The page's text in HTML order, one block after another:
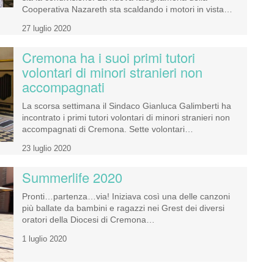
Cooperativa Nazareth sta scaldando i motori in vista…
27 luglio 2020
Cremona ha i suoi primi tutori
volontari di minori stranieri non
accompagnati
La scorsa settimana il Sindaco Gianluca Galimberti ha
incontrato i primi tutori volontari di minori stranieri non
accompagnati di Cremona. Sette volontari…
23 luglio 2020
Summerlife 2020
Pronti…partenza…via! Iniziava così una delle canzoni
più ballate da bambini e ragazzi nei Grest dei diversi
oratori della Diocesi di Cremona…
1 luglio 2020